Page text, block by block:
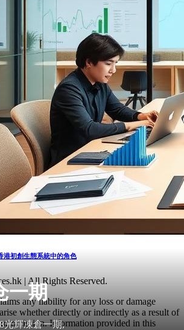
一期
光輝凍倉一期,
港初創生態系統中的角色
| All Rights Reserved.
any liability for any loss or damage
whether directly or indirectly as a result of
omission. Information provided in this